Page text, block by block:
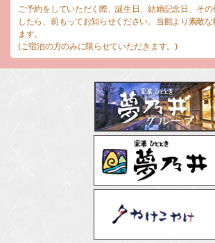
ご予約をしていただく際、誕生日、結婚記念日、その
したら、前もってお知らせください。当館より素敵
ます。
(ご宿泊の方のみに限らせていただきます。)